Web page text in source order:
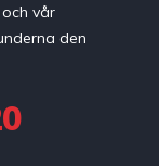
vår
den